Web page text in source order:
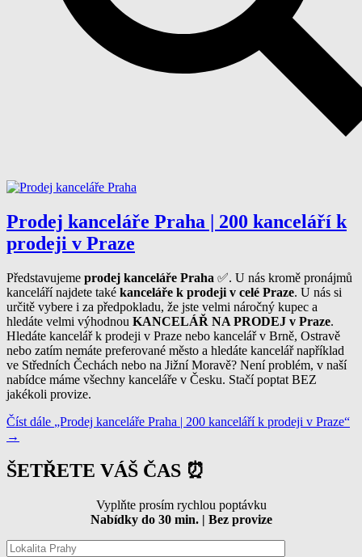
Prodej kanceláře Praha | 200 kanceláří k
prodeji v Praze
Představujeme prodej kanceláře Praha ✅. U nás kromě pronájmů
kanceláří najdete také kanceláře k prodeji v celé Praze. U nás si
určitě vybere i za předpokladu, že jste velmi náročný kupec a
hledáte velmi výhodnou KANCELÁŘ NA PRODEJ v Praze.
Hledáte kancelář k prodeji v Praze nebo kancelář v Brně, Ostravě
nebo zatím nemáte preferované město a hledáte kancelář například
ve Středních Čechách nebo na Jižní Moravě? Není problém, v naší
nabídce máme všechny kanceláře v Česku. Stačí poptat BEZ
jakékoli provize.
Číst dále „Prodej kanceláře Praha | 200 kanceláří k prodeji v Praze“
→
ŠETŘETE VÁŠ ČAS ⏰
Vyplňte prosím rychlou poptávku
Nabídky do 30 min. | Bez provize